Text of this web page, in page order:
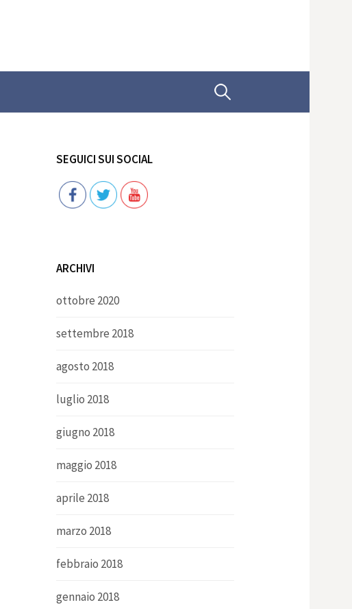
Ricerca
SEGUICI SUI SOCIAL
Follow
ARCHIVI
ottobre 2020
settembre 2018
agosto 2018
luglio 2018
giugno 2018
maggio 2018
aprile 2018
marzo 2018
febbraio 2018
gennaio 2018